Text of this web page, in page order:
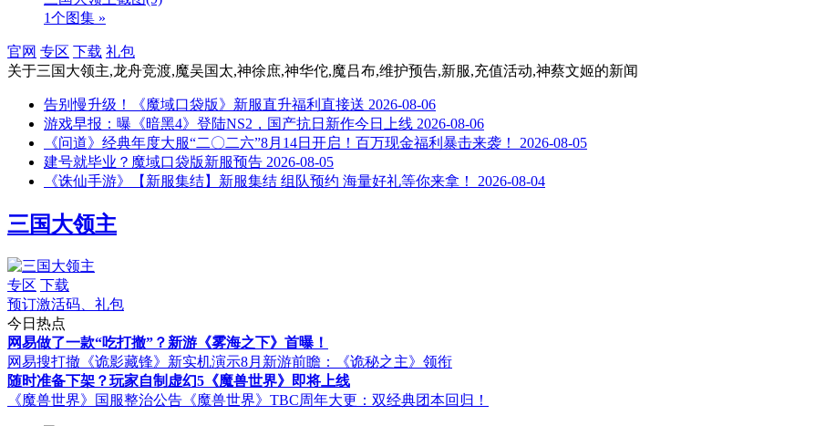
1个图集 »
官网 专区 下载 礼包
关于三国大领主,龙舟竞渡,魔吴国太,神徐庶,神华佗,魔吕布,维护预告,新服,充值活动,神蔡文姬的新闻
告别慢升级！《魔域口袋版》新服直升福利直接送 2026-08-06
游戏早报：曝《暗黑4》登陆NS2，国产抗日新作今日上线 2026-08-06
《问道》经典年度大服“二〇二六”8月14日开启！百万现金福利暴击来袭！
2026-08-05
建号就毕业？魔域口袋版新服预告 2026-08-05
《诛仙手游》【新服集结】新服集结 组队预约 海量好礼等你来拿！
2026-08-04
三国大领主
专区 下载
预订激活码、礼包
今日热点
网易做了一款“吃打撤”？新游《雾海之下》首曝！
网易搜打撤《诡影藏锋》新实机演示8月新游前瞻：《诡秘之主》领衔
随时准备下架？玩家自制虚幻5《魔兽世界》即将上线
《魔兽世界》国服整治公告 《魔兽世界》TBC周年大更：双经典团本回归！